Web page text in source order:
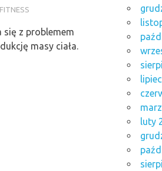
się z problemem
masy ciała.
luty